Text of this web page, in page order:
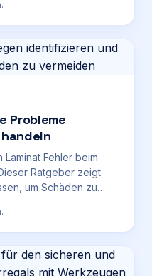
Probleme
Fehler beim
Ratgeber zeigt
um Schäden zu